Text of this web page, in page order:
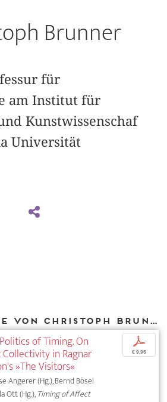
Brunner
für
am Institut für
Kunstwissenschaf
Universität
Weitere Texte von Christoph Brunner bei DIAPHANES
of Timing. On
in Ragnar
»The Visitors«
Angerer (Hg.), Bernd Bösel
Ott (Hg.),Timing of Affect
p
€ 9,95